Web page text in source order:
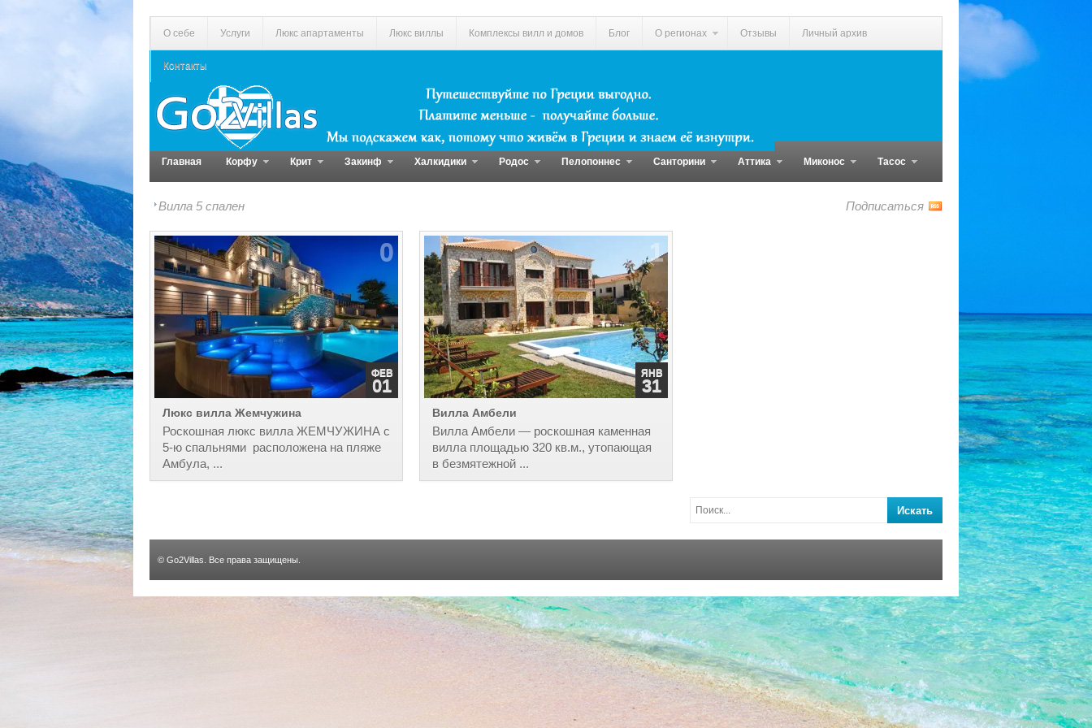
О себе Услуги Люкс апартаменты Люкс виллы Комплексы вилл и домов Блог О регионах Отзывы Личный архив
Контакты
Главная Корфу Крит Закинф Халкидики Родос Пелопоннес Санторини Аттика Миконос Тасос
Вилла 5 спален Подписаться
0
ФЕВ
01
Люкс вилла Жемчужина
Роскошная люкс вилла ЖЕМЧУЖИНА с
5-ю спальнями расположена на пляже
Амбула, ...
1
ЯНВ
31
Вилла Амбели
Вилла Амбели — роскошная каменная
вилла площадью 320 кв.м., утопающая
в безмятежной ...
© Go2Villas . Все права защищены.